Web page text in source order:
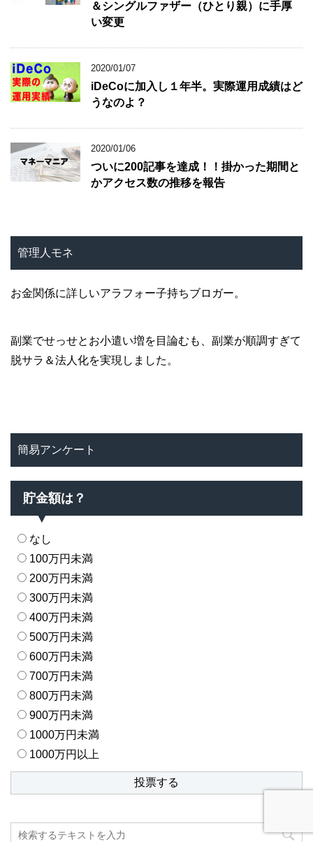
＆シングルファザー（ひとり親）に手厚
い変更
2020/01/07
iDeCoに加入し１年半。実際運用成績はど
うなのよ？
2020/01/06
ついに200記事を達成！！掛かった期間と
かアクセス数の推移を報告
管理人モネ
お金関係に詳しいアラフォー子持ちブロガー。
副業でせっせとお小遣い増を目論むも、副業が順調すぎて
脱サラ＆法人化を実現しました。
簡易アンケート
貯金額は？
なし
100万円未満
200万円未満
300万円未満
400万円未満
500万円未満
600万円未満
700万円未満
800万円未満
900万円未満
1000万円未満
1000万円以上